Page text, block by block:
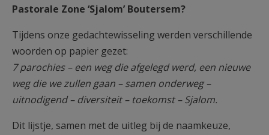
Pastorale Zone ‘Sjalom’ Boutersem?
Tijdens onze gedachtewisseling werden verschillende
woorden op papier gezet:
7 parochies – een weg die afgelegd werd, een nieuwe
weg die we zullen gaan – samen onderweg –
uitnodigend – diversiteit – toekomst – Sjalom.
Dit lijstje, samen met de uitleg bij de naamkeuze,